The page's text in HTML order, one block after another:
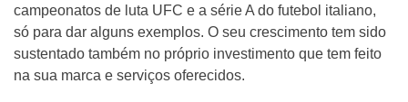
campeonatos de luta UFC e a série A do futebol italiano,
só para dar alguns exemplos. O seu crescimento tem sido
sustentado também no próprio investimento que tem feito
na sua marca e serviços oferecidos.